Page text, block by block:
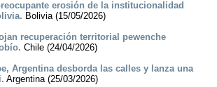
erosión de la institucionalidad
Bolivia (15/05/2026)
recuperación territorial pewenche
Chile (24/04/2026)
Argentina desborda las calles y lanza una
Argentina (25/03/2026)